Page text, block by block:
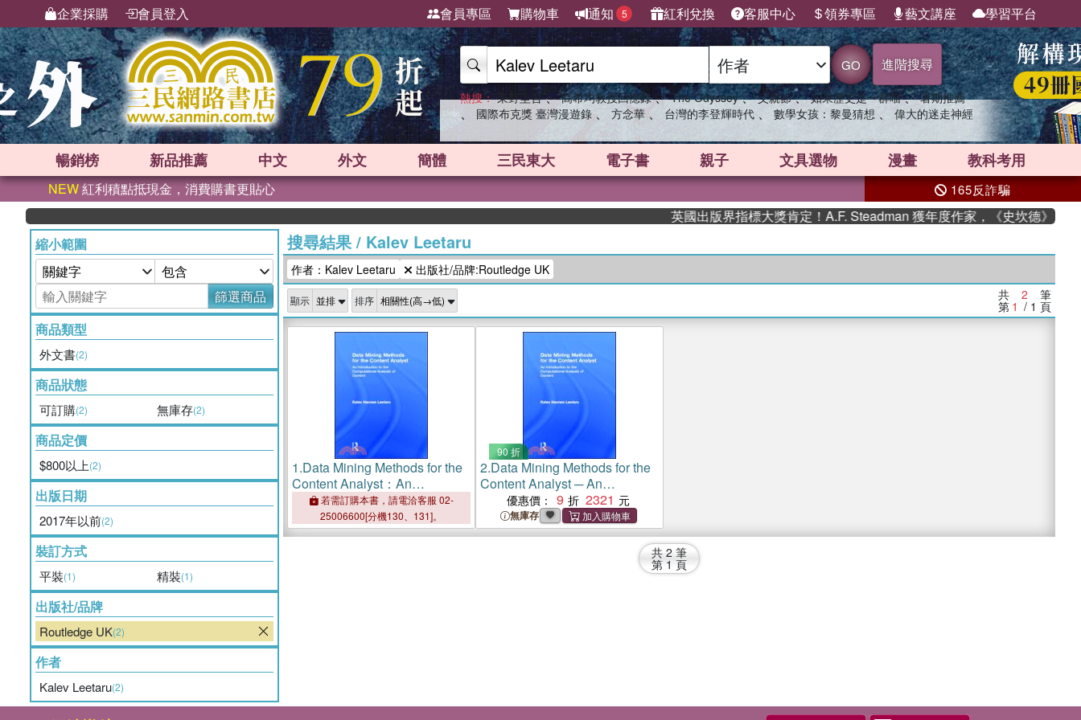
企業採購 會員登入 會員專區 購物車 通知 5 紅利兌換 客服中心 領券專區 藝文講座 學習平台
GO 進階搜尋
熱搜： 東野圭吾 、 高希均教授回憶錄 、 The Odyssey 、 父親節 、 如果歷史是一群喵 、 暑期推薦
、 國際布克獎 臺灣漫遊錄 、 方念華 、 台灣的李登輝時代 、 數學女孩：黎曼猜想 、 偉大的迷走神經
暢銷榜 新品推薦 中文 外文 簡體 三民東大 電子書 親子 文具選物 漫畫 教科考用
NEW紅利積點抵現金，消費購書更貼心 165反詐騙
英國出版界指標大獎肯定！A.F. Steadman 獲年度作家，《史坎德》系列
縮小範圍
篩選商品
商品類型
外文書(2)
商品狀態
可訂購(2) 無庫存(2)
商品定價
$800以上(2)
出版日期
2017年以前(2)
裝訂方式
平裝(1) 精裝(1)
出版社/品牌
Routledge UK(2)
作者
Kalev Leetaru(2)
搜尋結果/ Kalev Leetaru
作者：Kalev Leetaru 出版社/品牌:Routledge UK
顯示 排序 共 2 筆
第 1 / 1 頁
1.Data Mining Methods for the
Content Analyst：An
Introduction to the
Computational Analysis of
Content
若需訂購本書，請電洽客服 02-
25006600[分機130、131]。
90 折
2.Data Mining Methods for the
Content Analyst ─ An
Introduction to the
Computational Analysis of
Content
優惠價： 9 2321
無庫存
共 2 筆
第 1 頁